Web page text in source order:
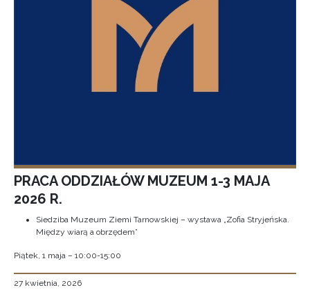
PRACA ODDZIAŁÓW MUZEUM 1-3 MAJA
2026 R.
Siedziba Muzeum Ziemi Tarnowskiej – wystawa „Zofia Stryjeńska.
Między wiarą a obrzędem”
Piątek, 1 maja – 10:00-15:00
27 kwietnia, 2026